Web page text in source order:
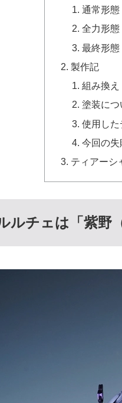
通常形態
全力形態
最終形態
製作記
組み換え
塗装につ
使用し
今回の失
ティアーシ
ルチェは「紫野